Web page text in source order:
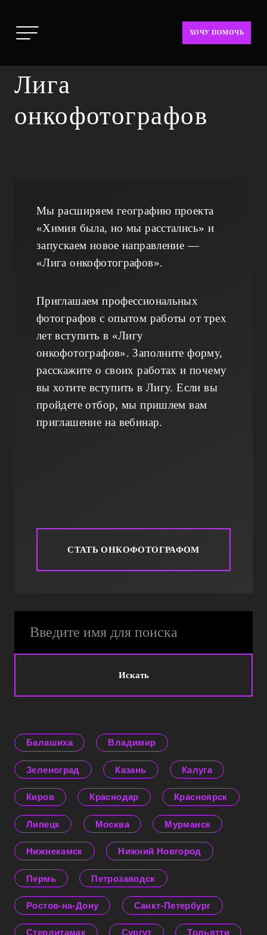
ХОЧУ ПОМОЧЬ
Лига
онкофотографов
Мы расширяем географию проекта
«Химия была, но мы расстались» и
запускаем новое направление —
«Лига онкофотографов».
Приглашаем профессиональных
фотографов с опытом работы от трех
лет вступить в «Лигу
онкофотографов». Заполните форму,
расскажите о своих работах и почему
вы хотите вступить в Лигу. Если вы
пройдете отбор, мы пришлем вам
приглашение на вебинар.
СТАТЬ ОНКОФОТОГРАФОМ
Искать
Балашиха Владимир
Зеленоград Казань Калуга
Киров Краснодар Красноярск
Липецк Москва Мурманск
Нижнекамск Нижний Новгород
Пермь Петрозаводск
Ростов-на-Дону Санкт-Петербург
Стерлитамак Сургут Тольятти